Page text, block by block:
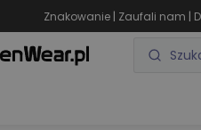
Znakowanie | Zaufali nam |